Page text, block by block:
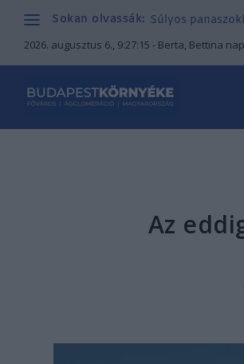
Sokan olvassák: Súlyos
2026. augusztus 6., 9:27:16 - Berta, Bettina
Az